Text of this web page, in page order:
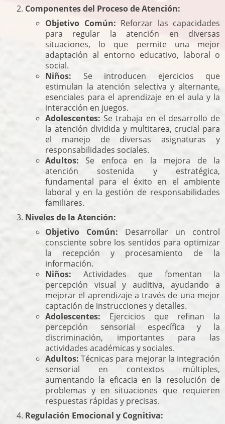
Componentes del Proceso de Atención:
Objetivo Común: Reforzar las capacidades
para regular la atención en diversas
situaciones, lo que permite una mejor
adaptación al entorno educativo, laboral o
social.
Niños: Se introducen ejercicios que
estimulan la atención selectiva y alternante,
esenciales para el aprendizaje en el aula y la
interacción en juegos.
Adolescentes: Se trabaja en el desarrollo de
la atención dividida y multitarea, crucial para
el manejo de diversas asignaturas y
responsabilidades sociales.
Adultos: Se enfoca en la mejora de la
atención sostenida y estratégica,
fundamental para el éxito en el ambiente
laboral y en la gestión de responsabilidades
familiares.
Niveles de la Atención:
Objetivo Común: Desarrollar un control
consciente sobre los sentidos para optimizar
la recepción y procesamiento de la
información.
Niños: Actividades que fomentan la
percepción visual y auditiva, ayudando a
mejorar el aprendizaje a través de una mejor
captación de instrucciones y detalles.
Adolescentes: Ejercicios que refinan la
percepción sensorial específica y la
discriminación, importantes para las
actividades académicas y sociales.
Adultos: Técnicas para mejorar la integración
sensorial en contextos múltiples,
aumentando la eficacia en la resolución de
problemas y en situaciones que requieren
respuestas rápidas y precisas.
Regulación Emocional y Cognitiva: